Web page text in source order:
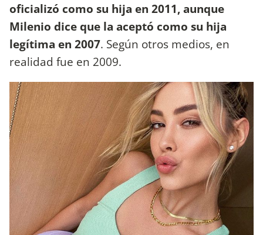
oficializó como su hija en 2011, aunque
Milenio dice que la aceptó como su hija
legítima en 2007. Según otros medios, en
realidad fue en 2009.